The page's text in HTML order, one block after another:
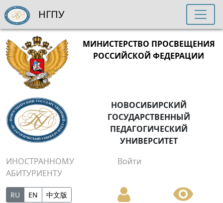
МИНИСТЕРСТВО ПРОСВЕЩЕНИЯ
РОССИЙСКОЙ ФЕДЕРАЦИИ
НОВОСИБИРСКИЙ
ГОСУДАРСТВЕННЫЙ
ПЕДАГОГИЧЕСКИЙ
УНИВЕРСИТЕТ
ИНОСТРАННОМУ
АБИТУРИЕНТУ
Войти
RU EN 中文版
НГПУ